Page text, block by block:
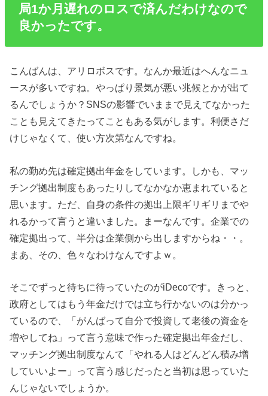
局1か月遅れのロスで済んだわけなので
良かったです。
こんばんは、アリロボスです。なんか最近はへんなニュ
ースが多いですね。やっぱり景気が悪い兆候とかが出て
るんでしょうか？SNSの影響でいままで見えてなかった
ことも見えてきたってこともある気がします。利便さだ
けじゃなくて、使い方次第なんですね。
私の勤め先は確定拠出年金をしています。しかも、マッ
チング拠出制度もあったりしてなかなか恵まれていると
思います。ただ、自身の条件の拠出上限ギリギリまでや
れるかって言うと違いました。まーなんです。企業での
確定拠出って、半分は企業側から出しますからね・・。
まあ、その、色々なわけなんですよｗ。
そこでずっと待ちに待っていたのがiDecoです。きっと、
政府としてはもう年金だけでは立ち行かないのは分かっ
ているので、「がんばって自分で投資して老後の資金を
増やしてね」って言う意味で作った確定拠出年金だし、
マッチング拠出制度なんて「やれる人はどんどん積み増
していいよー」って言う感じだったと当初は思っていた
んじゃないでしょうか。